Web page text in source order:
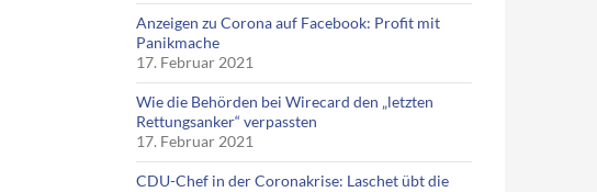
Anzeigen zu Corona auf Facebook: Profit mit
Panikmache
17. Februar 2021
Wie die Behörden bei Wirecard den „letzten
Rettungsanker“ verpassten
17. Februar 2021
CDU-Chef in der Coronakrise: Laschet übt die